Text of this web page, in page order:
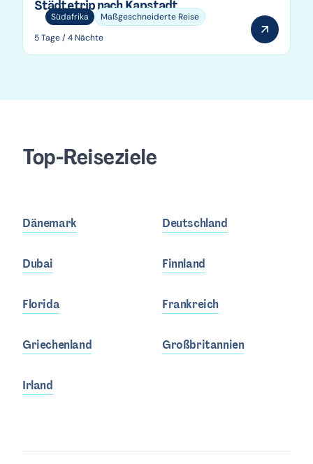
Südafrika Maßgeschneiderte Reise
Städtetrip nach Kapstadt
5 Tage / 4 Nächte
Top-Reiseziele
Dänemark Deutschland
Dubai Finnland
Florida Frankreich
Griechenland Großbritannien
Irland